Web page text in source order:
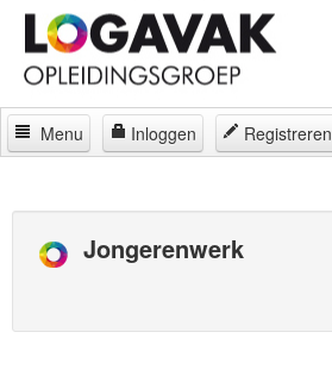
Menu Inloggen
Registreren
Curatorium
Jongerenwerk